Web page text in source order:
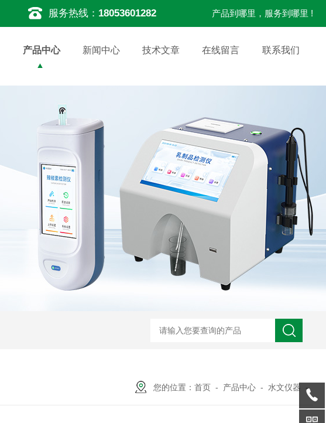
服务热线： 18053601282 产品到哪里，服务到哪里 !
产品中心 新闻中心 技术文章 在线留言 联系我们
您的位置： 首页 - 产品中心 - 水文仪器 -